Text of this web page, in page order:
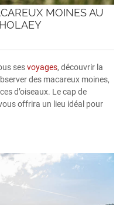
MOINES AU
sesvoyages, découvrir la
des macareux moines,
d’oiseaux. Le cap de
offrira un lieu idéal pour